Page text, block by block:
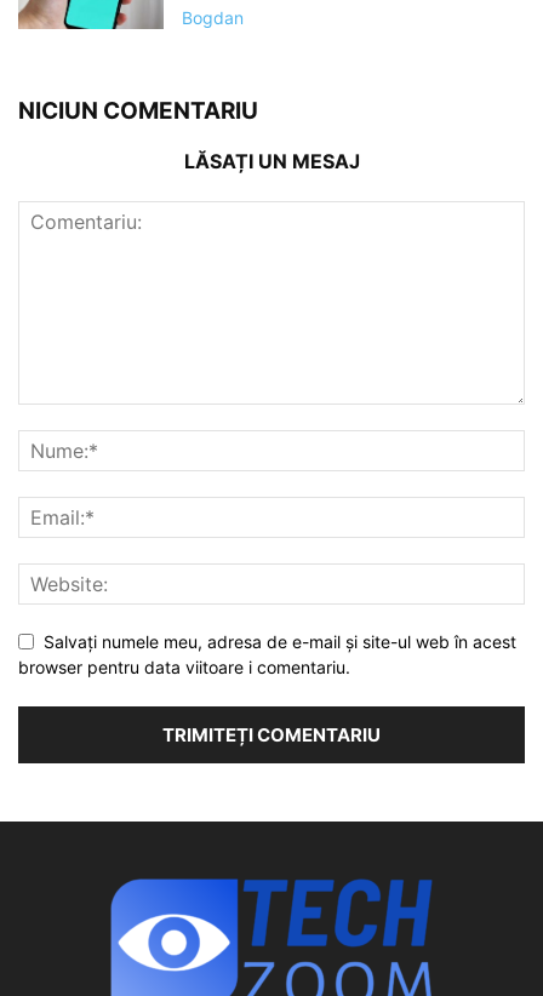
Bogdan
NICIUN COMENTARIU
LĂSAȚI UN MESAJ
Salvați numele meu, adresa de e-mail și site-ul web în acest
browser pentru data viitoare i comentariu.